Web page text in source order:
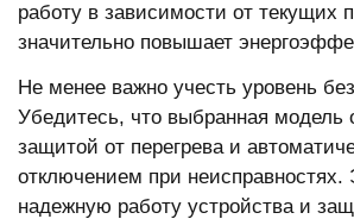
работу в зависимости от текущих
значительно повышает
Не менее важно учесть уровень
Убедитесь, что выбранная модель
защитой от перегрева и
отключением при неисправностях.
надежную работу устройства и